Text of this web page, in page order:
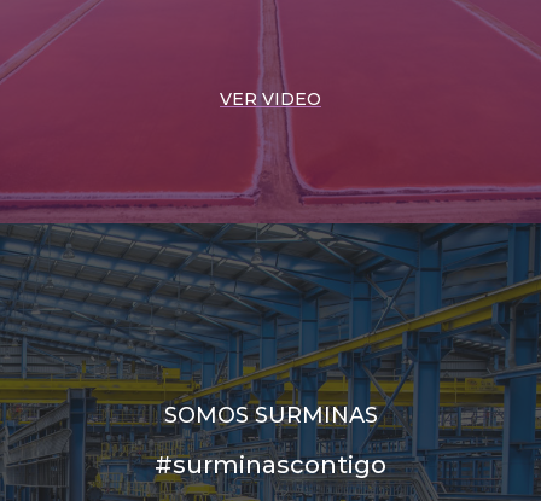
VER VIDEO
SOMOS SURMINAS
#surminascontigo